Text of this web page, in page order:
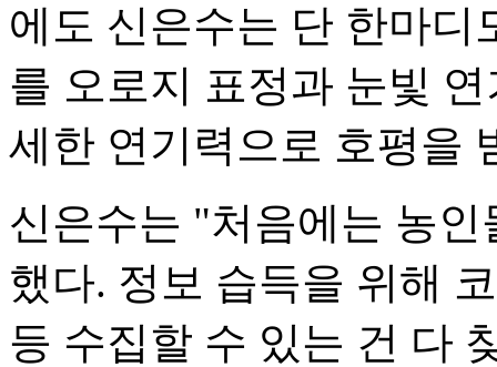
에도 신은수는 단 한마디
를 오로지 표정과 눈빛
세한 연기력으로 호평을
신은수는 "처음에는 농
했다. 정보 습득을 위해
등 수집할 수 있는 건 다